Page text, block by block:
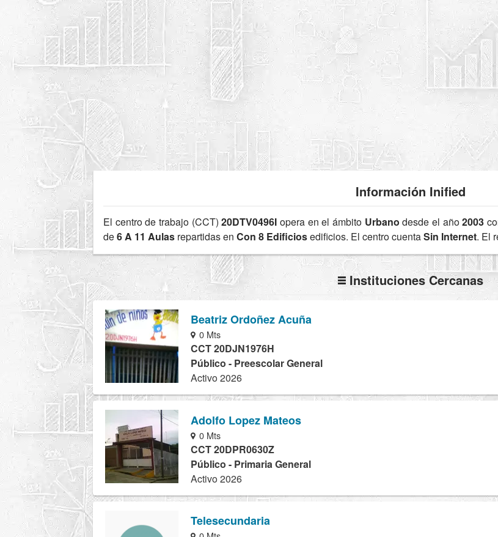
Información Inified
El centro de trabajo (CCT)20DTV0496I opera en el ámbito Urbano desde el año2003
de6 A 11 Aulas repartidas en Con 8 Edificiosedificios. El centro cuentaSin Internet. El
Instituciones Cercanas
Beatriz Ordoñez Acuña
0 Mts
CCT 20DJN1976H
Público - Preescolar General
Activo 2026
Adolfo Lopez Mateos
0 Mts
CCT 20DPR0630Z
Público - Primaria General
Activo 2026
Telesecundaria